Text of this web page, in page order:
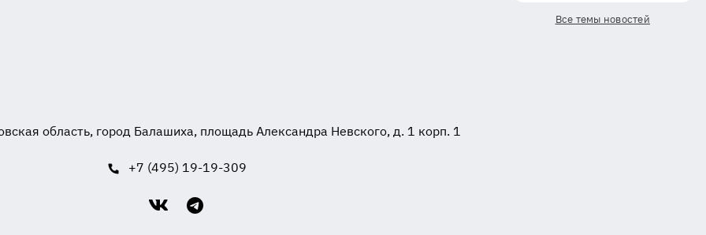
Все темы новостей
область, город Балашиха, площадь Александра Невского, д. 1 корп. 1
+7 (495) 19-19-309